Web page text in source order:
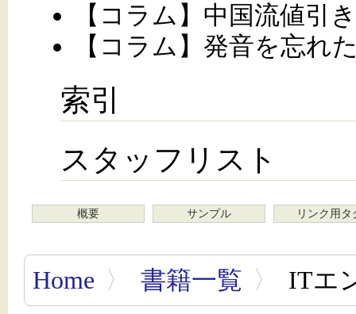
【コラム】中国流値引
【コラム】発音を忘れ
索引
スタッフリスト
概要 サンプル リンク用タ
Home 〉 書籍一覧 〉 ITエ